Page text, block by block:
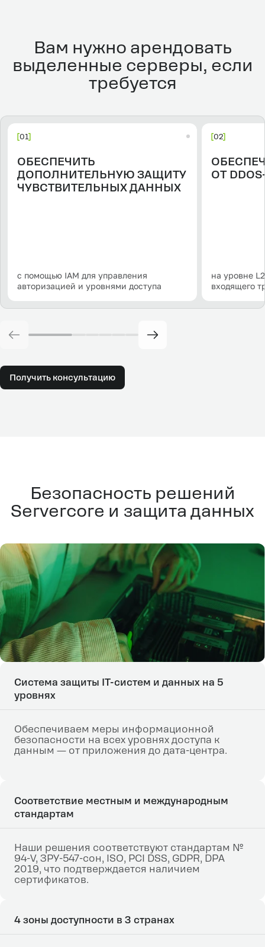
Вам нужно арендовать
выделенные серверы, если
требуется
01
ОБЕСПЕЧИТЬ
ДОПОЛНИТЕЛЬНУЮ ЗАЩИТУ
ЧУВСТВИТЕЛЬНЫХ ДАННЫХ
с помощью IAM для управления
авторизацией и уровнями доступа
02
ОТ
на уровне
входящего
Получить консультацию
Безопасность решений
Servercore и защита данных
Система защиты IT-систем и данных на 5
уровнях
Обеспечиваем меры информационной
безопасности на всех уровнях доступа к
данным — от приложения до дата-центра.
Соответствие местным и международным
стандартам
Наши решения соответствуют стандартам №
94-V, ЗРУ-547-сон, ISO, PCI DSS, GDPR, DPA
2019, что подтверждается наличием
сертификатов.
4 зоны доступности в 3 странах